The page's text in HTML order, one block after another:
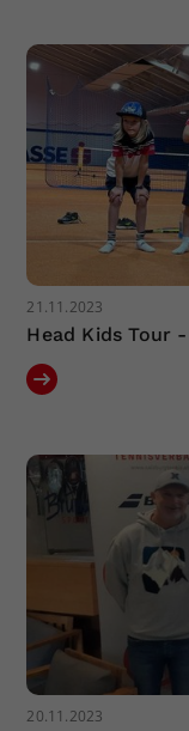
21.11.2023
Head Kids Tour
20.11.2023